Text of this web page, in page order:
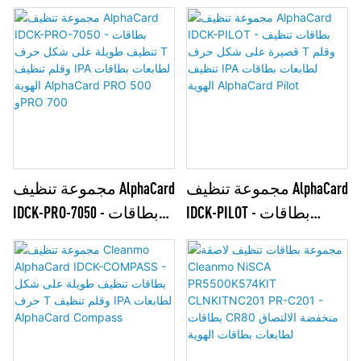
61100962 لطابعات DNP CX-
210 / CX-320 / CX-330 - 10
بطاقات تنظيف CR80 IPA
DNP DS-RX - مسحات IPA
سريعة الفتح، غشاء
تغليف، وقلم تنظيف IPA
مجموعة تنظيف AlphaCard
IDCK-PRO-7050 - بطاقات
تنظيف طويلة على شكل
حرف T وقلم تنظيف IPA
لطابعات بطاقات الهوية
AlphaCard PRO 500 وPRO 700
مجموعة تنظيف AlphaCard
IDCK-PILOT - بطاقات
تنظيف قصيرة على شكل
حرف T وقلم تنظيف IPA
لطابعات بطاقات الهوية
AlphaCard Pilot